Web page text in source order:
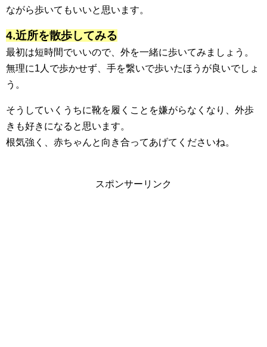
ながら歩いてもいいと思います。
4.近所を散歩してみる
最初は短時間でいいので、外を一緒に歩いてみましょう。
無理に1人で歩かせず、手を繋いで歩いたほうが良いでしょ
う。
そうしていくうちに靴を履くことを嫌がらなくなり、外歩
きも好きになると思います。
根気強く、赤ちゃんと向き合ってあげてくださいね。
スポンサーリンク